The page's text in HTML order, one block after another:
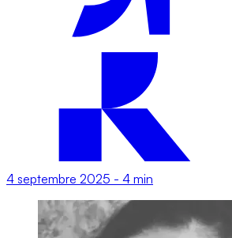
4 septembre 2025 - 4 min